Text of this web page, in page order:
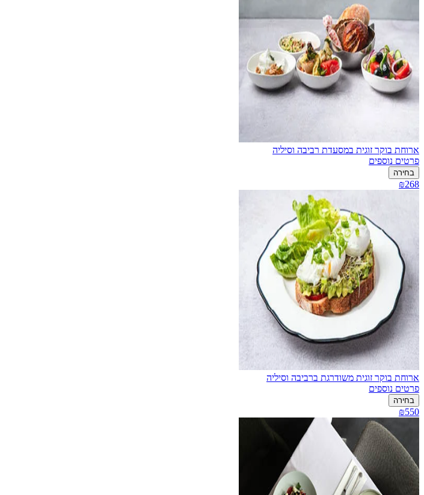
ארוחת בוקר זוגית במסעדת רביבה וסיליה
פרטים נוספים
בחירה
₪268
ארוחת בוקר זוגית משודרגת ברביבה וסיליה
פרטים נוספים
בחירה
₪550